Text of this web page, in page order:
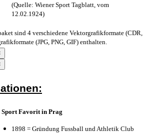
(Quelle: Wiener Sport Tagblatt, vom
12.02.1924)
sind 4 verschiedene Vektorgrafikformate (CDR,
(JPG, PNG, GIF) enthalten.
Sport Favorit in Prag
1898 = Gründung Fussball und Athletik Club